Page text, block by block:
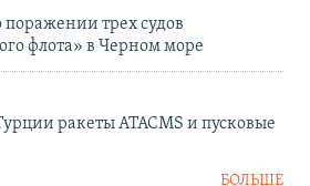
трех судов
флота» в Черном море
ракеты ATACMS и пусковые
БОЛЬШЕ